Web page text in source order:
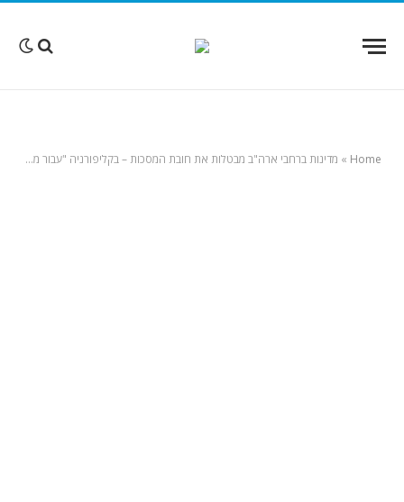
Home
» מדינות ברחבי ארה"ב מבטלות את חובת המסכות – בקליפורניה "עבור מחוסנים בלבד"